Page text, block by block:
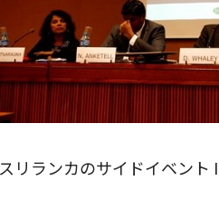
スリランカのサイドイベント